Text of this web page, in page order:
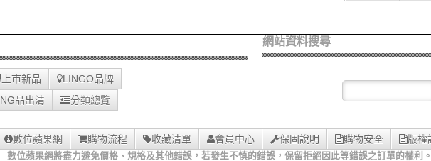
上市新品
LINGO品牌
NG品出清 分類總覽
網站資料搜尋
數位蘋果網 購物流程 收藏清單 會員中心 保固說明 購物安全 版權
數位蘋果網將盡力避免價格、規格及其他錯誤，若發生不慎的錯誤，保留拒絕因此等錯誤之訂單的權利